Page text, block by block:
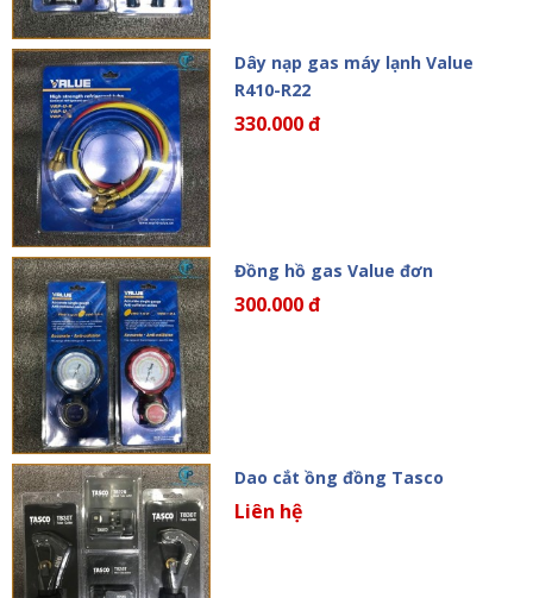
Dây nạp gas máy lạnh Value
R410-R22
330.000 đ
Đồng hồ gas Value đơn
300.000 đ
Dao cắt ồng đồng Tasco
Liên hệ